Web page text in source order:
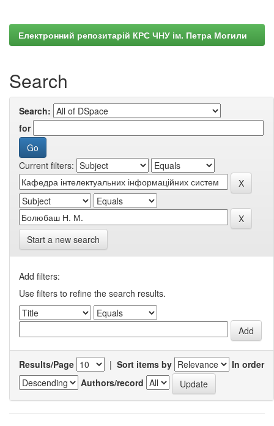
Електронний репозитарій КРС ЧНУ ім. Петра Могили
Search
Search:
for
Current filters:
Start a new search
Add filters:
Use filters to refine the search results.
Results/Page | Sort items by
In order
Authors/record